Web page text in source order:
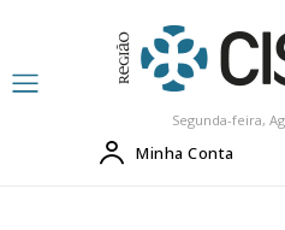
Segunda-feira,
Minha Conta